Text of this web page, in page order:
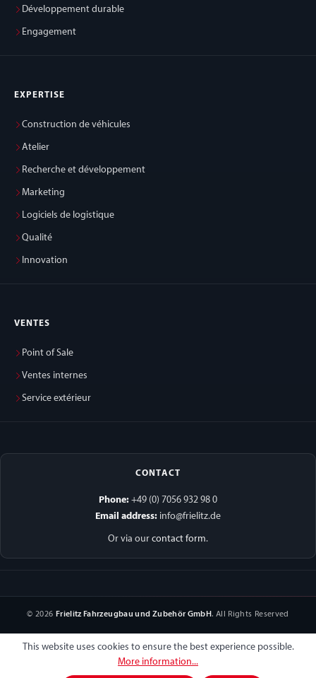
Développement durable
Engagement
EXPERTISE
Construction de véhicules
Atelier
Recherche et développement
Marketing
Logiciels de logistique
Qualité
Innovation
VENTES
Point of Sale
Ventes internes
Service extérieur
CONTACT
Phone: +49 (0) 7056 932 98 0
Email address: info@frielitz.de
Or via our contact form.
© 2026 Frielitz Fahrzeugbau und Zubehör GmbH. All Rights Reserved
This website uses cookies to ensure the best experience possible.
More information...